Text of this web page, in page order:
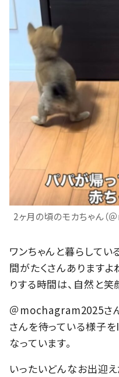
2ヶ月の頃のモカちゃん（
ワンちゃんと暮らしてい
間がたくさんあります
りする時間は、自然と笑
＠mochagram2025さ
さんを待っている様子
なっています。
いったいどんなお出迎え